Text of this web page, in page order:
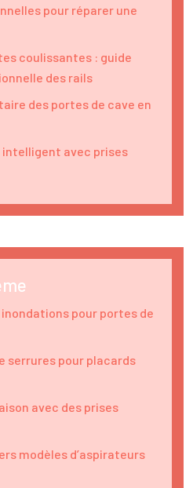
pour réparer une
coulissantes : guide
des rails
des portes de cave en
avec prises
pour portes de
serrures pour placards
avec des prises
modèles d’aspirateurs